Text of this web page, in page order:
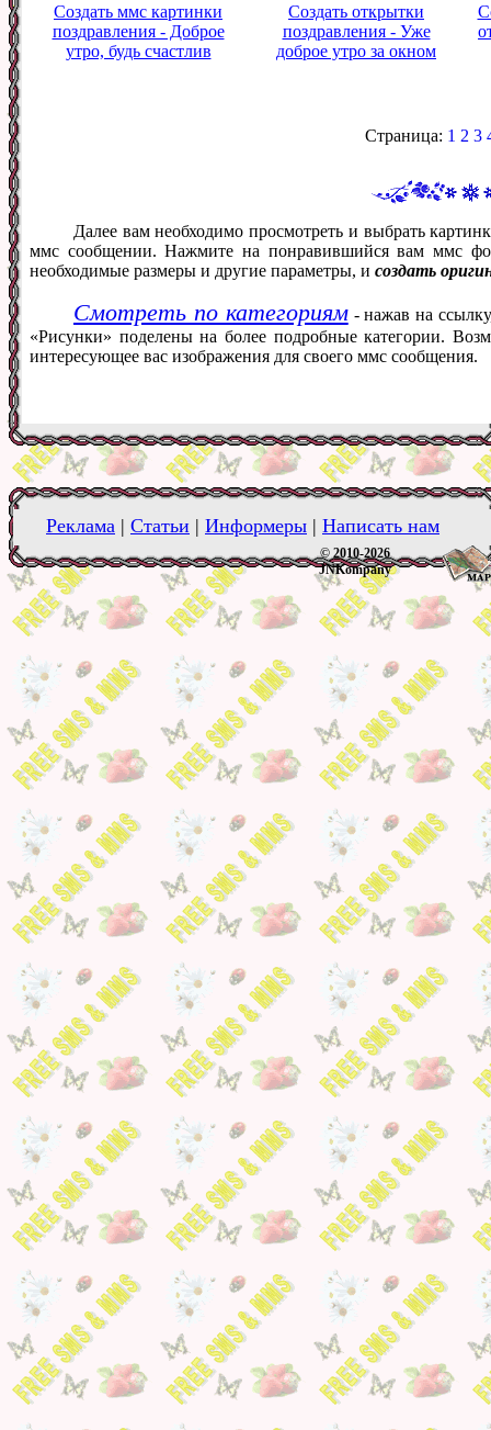
Создать ммс картинки
поздравления - Доброе
утро, будь счастлив
Создать открытки
поздравления - Уже
доброе утро за окном
Страница: 1 2 3
Далее вам необходимо просмотреть и выбрать
ммс сообщении. Нажмите на понравившийся вам ммс
необходимые размеры и другие параметры, и создать
Смотреть по категориям- нажав на
«Рисунки» поделены на более подробные категории.
интересующее вас изображения для своего ммс сообщения.
Реклама | Статьи | Информеры | Написать нам
© 2010-2026
JNKompany